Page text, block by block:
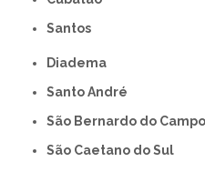
Santos
Diadema
Santo André
São Bernardo do Campo
São Caetano do Sul